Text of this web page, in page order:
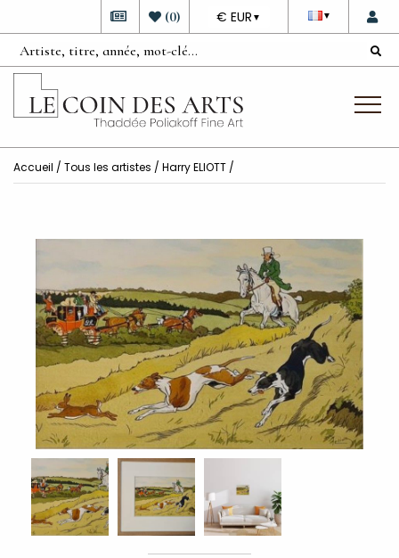
▼
DEVISE
€ EUR ▼
(0)
Accueil / Tous les artistes / Harry ELIOTT /